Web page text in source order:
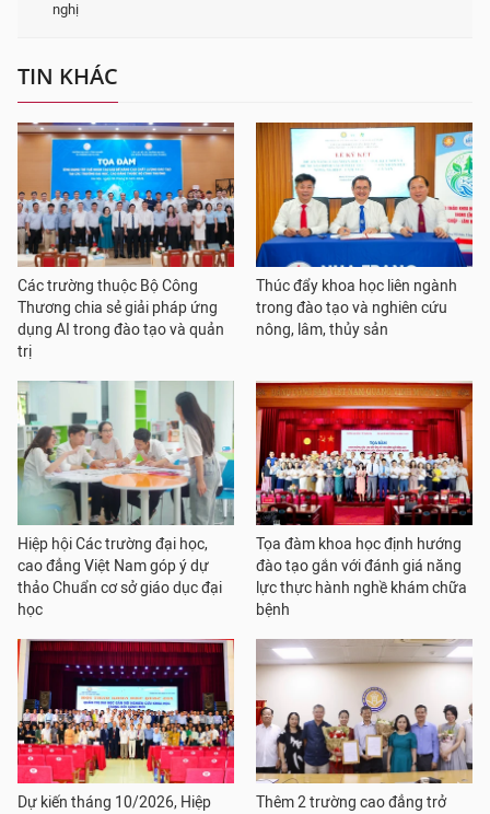
nghị
TIN KHÁC
Các trường thuộc Bộ Công
Thương chia sẻ giải pháp ứng
dụng AI trong đào tạo và quản
trị
Thúc đẩy khoa học liên ngành
trong đào tạo và nghiên cứu
nông, lâm, thủy sản
Hiệp hội Các trường đại học,
cao đẳng Việt Nam góp ý dự
thảo Chuẩn cơ sở giáo dục đại
học
Tọa đàm khoa học định hướng
đào tạo gắn với đánh giá năng
lực thực hành nghề khám chữa
bệnh
Dự kiến tháng 10/2026, Hiệp
Thêm 2 trường cao đẳng trở